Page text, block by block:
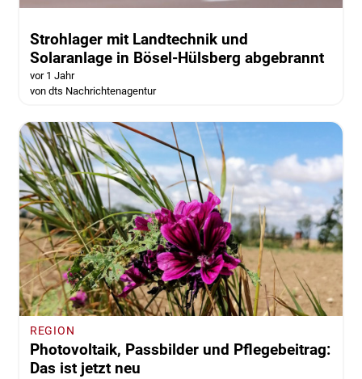
Strohlager mit Landtechnik und
Solaranlage in Bösel-Hülsberg abgebrannt
vor 1 Jahr
von dts Nachrichtenagentur
REGION
Photovoltaik, Passbilder und Pflegebeitrag:
Das ist jetzt neu